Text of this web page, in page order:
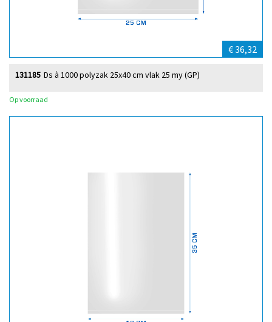
€ 36,32
Ds à 1000 polyzak 25x40 cm vlak 25 my (GP)
131185
Op voorraad